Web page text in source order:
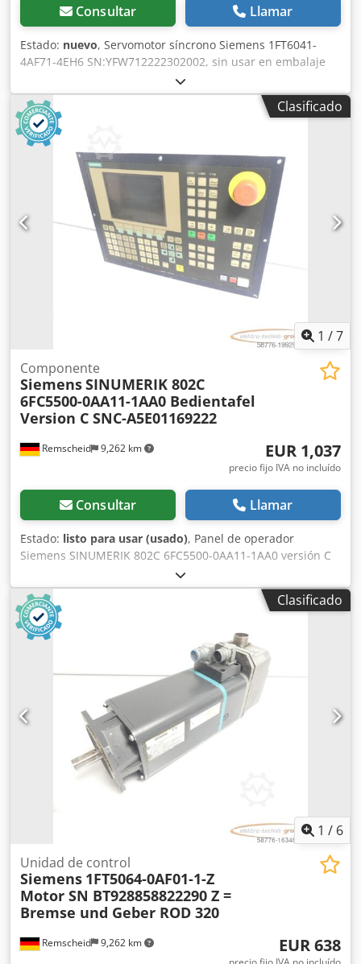
Consultar Llamar
Estado: nuevo, Servomotor síncrono Siemens 1FT6041-
4AF71-4EH6 SN:YFW712222302002, sin usar en embalaje
original abierto, 100% funcional, alcance de suministro
según fotos Csdpfxeuyrb Sj Ahieha
Clasificado
1 /7
Remscheid 9,262 km
Componente
SiemensSINUMERIK 802C
6FC5500-0AA11-1AA0 Bedientafel
Version C SNC-A5E01169222
EUR 1,037
precio fijo IVA no incluído
Consultar Llamar
Estado: listo para usar (usado), Panel de operador
Siemens SINUMERIK 802C 6FC5500-0AA11-1AA0 versión C
SN: C-A5E01169222, usado, señales de uso, 100%
funcional, alcance de suministro según fotos Chjdpsxaht
Nefx Ahisa
Clasificado
1 / 6
Remscheid 9,262 km
Unidad de control
Siemens 1FT5064-0AF01-1-Z
Motor SN BT928858822290 Z =
Bremse und Geber ROD 320
EUR 638